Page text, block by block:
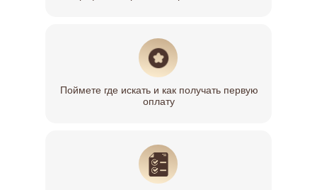
Поймете где искать и как получать первую
оплату